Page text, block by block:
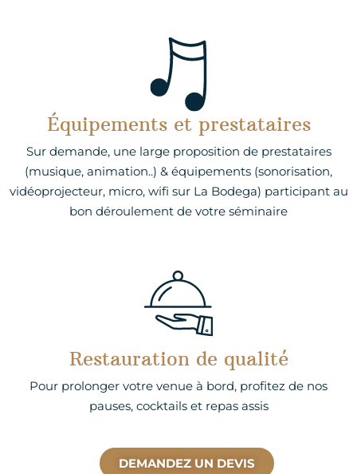
Équipements et prestataires
Sur demande, une large proposition de prestataires
(musique, animation..) & équipements (sonorisation,
vidéoprojecteur, micro, wifi sur La Bodega) participant au
bon déroulement de votre séminaire
Restauration de qualité
Pour prolonger votre venue à bord, profitez de nos
pauses, cocktails et repas assis
DEMANDEZ UN DEVIS